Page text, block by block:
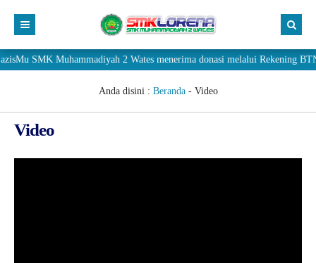
SMK Muhammadiyah 2 Wates menerima donasi melalui Rekening
Anda disini : Beranda- Video
Video